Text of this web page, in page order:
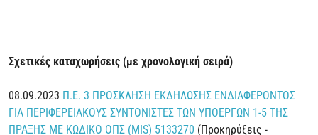
Σχετικές καταχωρήσεις (με χρονολογική σειρά)
08.09.2023 Π.Ε. 3 ΠΡΟΣΚΛΗΣΗ ΕΚΔΗΛΩΣΗΣ ΕΝΔΙΑΦΕΡΟΝΤΟΣ
ΓΙΑ ΠΕΡΙΦΕΡΕΙΑΚΟΥΣ ΣΥΝΤΟΝΙΣΤΕΣ ΤΩΝ ΥΠΟΕΡΓΩΝ 1-5 ΤΗΣ
ΠΡΑΞΗΣ ΜΕ ΚΩΔΙΚΟ ΟΠΣ (MIS) 5133270 (Προκηρύξεις -